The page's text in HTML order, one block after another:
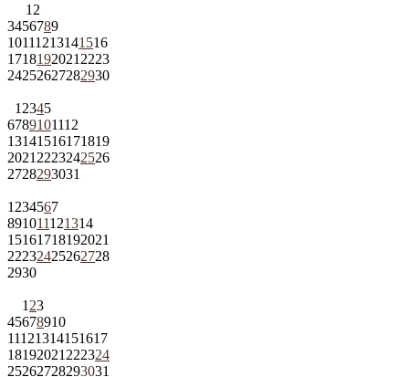
1 2
3456789
10111213141516
1718192021 2223
24252627282930
1 2345
6789101112
13141516171819
2021 2223242526
2728293031
1 234567
891011121314
15161718192021
22232425262728
2930
1 23
45678910
11121314151617
18192021 222324
25262728293031